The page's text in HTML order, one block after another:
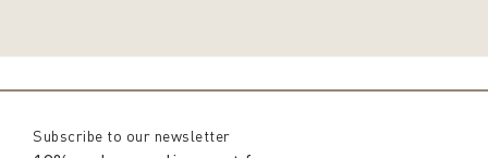
Subscribe to our newsletter